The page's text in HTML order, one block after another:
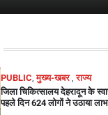
PUBLIC,मुख्य-खबर,राज्य
जिला चिकित्सालय देहरादून के
पहले दिन 624 लोगों ने उठाया लाभ